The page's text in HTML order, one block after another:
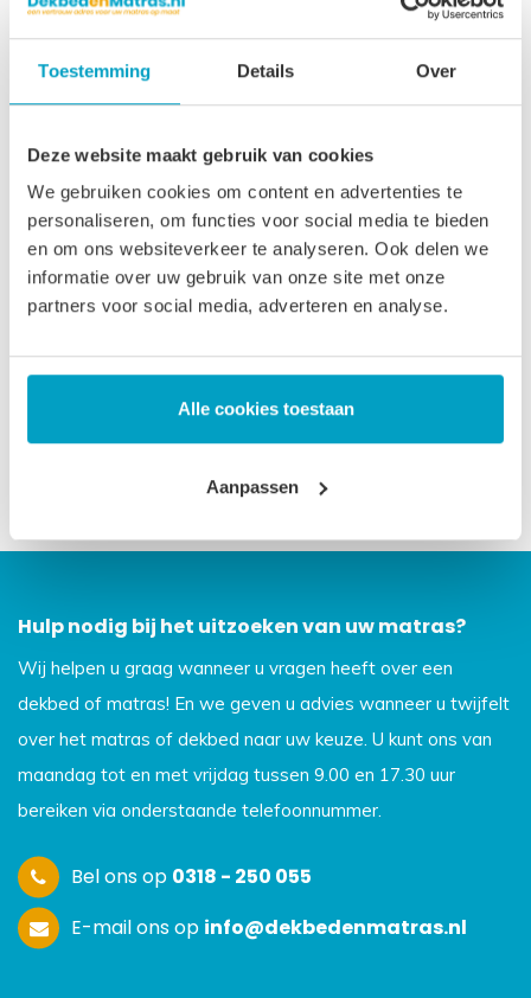
Toestemming Details Over
Deze website maakt gebruik van cookies
We gebruiken cookies om content en advertenties te
personaliseren, om functies voor social media te bieden
en om ons websiteverkeer te analyseren. Ook delen we
informatie over uw gebruik van onze site met onze
partners voor social media, adverteren en analyse.
Alle cookies toestaan
Aanpassen
bekleding Bekleding doorgestikt met 300 gr/m2 Clima Top
iedereen die graag wat stevig slaapt. De standaardmaten
zijn doorgaans op voorraad. Andere maten ± 3 weken
levertijd.
Let op, door het flexibele materiaal, kunnen matrassen tot
2% afwijken in afmeting. Maatwerk matrassen zijn niet
direct leverbaar, de productie kost 3-4 weken tijd. Voor onze
algemene voorwaarden.
Hulp nodig bij het uitzoeken van uw matras?
Wij helpen u graag wanneer u vragen heeft over een
dekbed of matras! En we geven u advies wanneer u twijfelt
over het matras of dekbed naar uw keuze. U kunt ons van
maandag tot en met vrijdag tussen 9.00 en 17.30 uur
bereiken via onderstaande telefoonnummer.
Bel ons op 0318 - 250 055
E-mail ons op info@dekbedenmatras.nl